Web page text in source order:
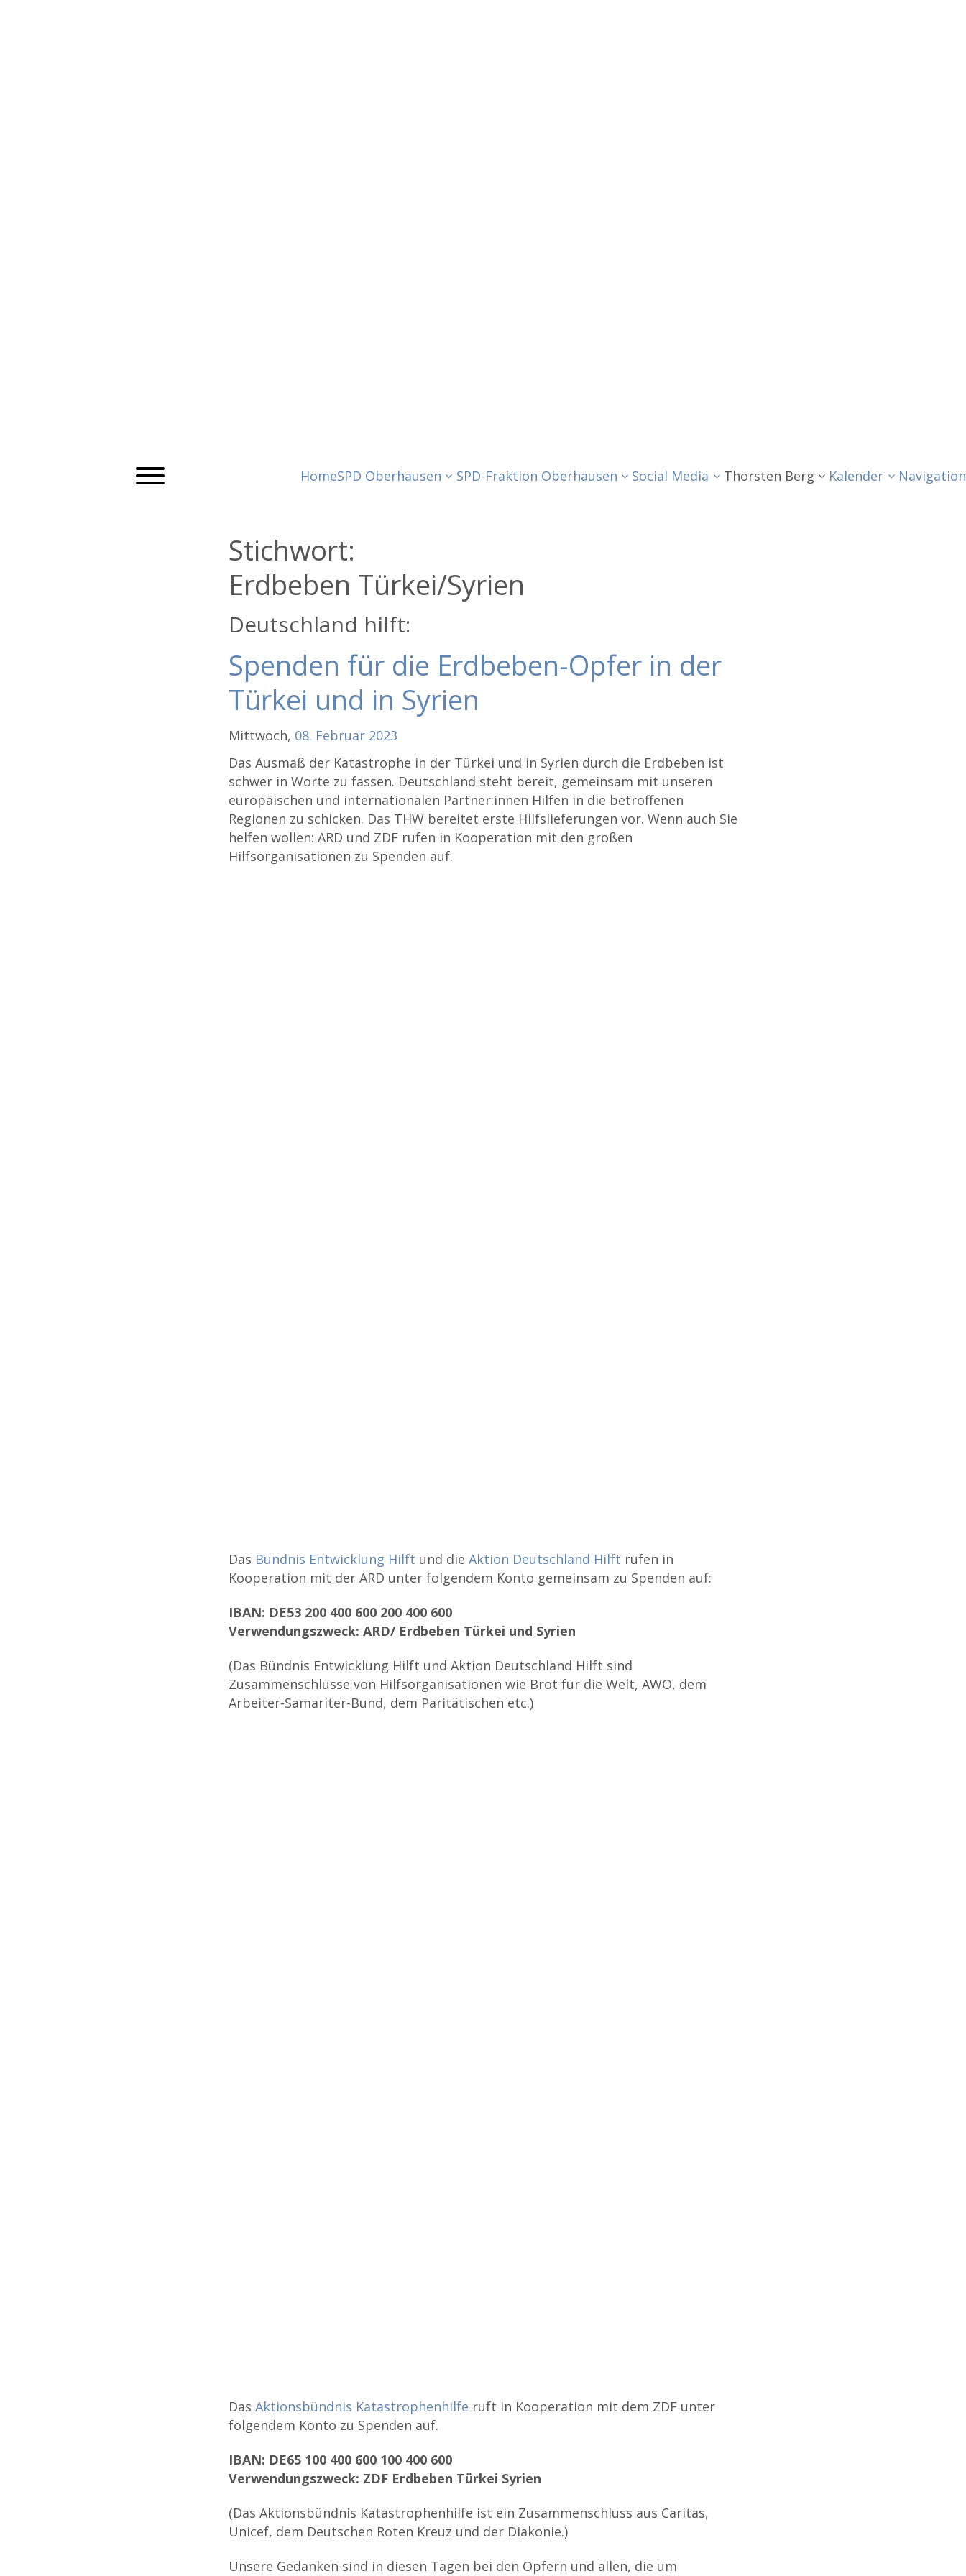
HomeSPD Oberhausen SPD-Fraktion Oberhausen Social Media Thorsten Berg Kalender Navigation
Stichwort:
Erdbeben Türkei/Syrien
Deutschland hilft:
Spenden für die Erdbeben-Opfer in der
Türkei und in Syrien
Mittwoch, 08. Februar 2023
Das Ausmaß der Katastrophe in der Türkei und in Syrien durch die Erdbeben ist
schwer in Worte zu fassen. Deutschland steht bereit, gemeinsam mit unseren
europäischen und internationalen Partner:innen Hilfen in die betroffenen
Regionen zu schicken. Das THW bereitet erste Hilfslieferungen vor. Wenn auch Sie
helfen wollen: ARD und ZDF rufen in Kooperation mit den großen
Hilfsorganisationen zu Spenden auf.
Das Bündnis Entwicklung Hilft und die Aktion Deutschland Hilft rufen in
Kooperation mit der ARD unter folgendem Konto gemeinsam zu Spenden auf:
IBAN: DE53 200 400 600 200 400 600
Verwendungszweck: ARD/ Erdbeben Türkei und Syrien
(Das Bündnis Entwicklung Hilft und Aktion Deutschland Hilft sind
Zusammenschlüsse von Hilfsorganisationen wie Brot für die Welt, AWO, dem
Arbeiter-Samariter-Bund, dem Paritätischen etc.)
Das Aktionsbündnis Katastrophenhilfe ruft in Kooperation mit dem ZDF unter
folgendem Konto zu Spenden auf.
IBAN: DE65 100 400 600 100 400 600
Verwendungszweck: ZDF Erdbeben Türkei Syrien
(Das Aktionsbündnis Katastrophenhilfe ist ein Zusammenschluss aus Caritas,
Unicef, dem Deutschen Roten Kreuz und der Diakonie.)
Unsere Gedanken sind in diesen Tagen bei den Opfern und allen, die um